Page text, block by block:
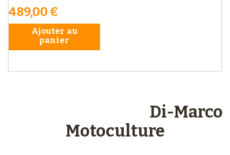
489,00 €
Ajouter au
panier
Di-Marco
Motoculture